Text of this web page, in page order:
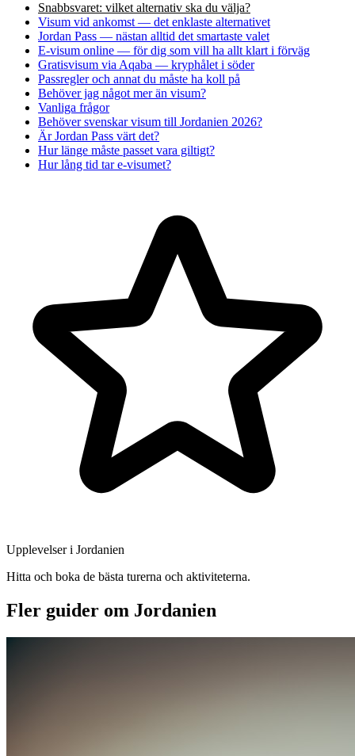
Snabbsvaret: vilket alternativ ska du välja?
Visum vid ankomst — det enklaste alternativet
Jordan Pass — nästan alltid det smartaste valet
E-visum online — för dig som vill ha allt klart i förväg
Gratisvisum via Aqaba — kryphålet i söder
Passregler och annat du måste ha koll på
Behöver jag något mer än visum?
Vanliga frågor
Behöver svenskar visum till Jordanien 2026?
Är Jordan Pass värt det?
Hur länge måste passet vara giltigt?
Hur lång tid tar e-visumet?
Upplevelser i Jordanien
Hitta och boka de bästa turerna och aktiviteterna.
Fler guider om Jordanien